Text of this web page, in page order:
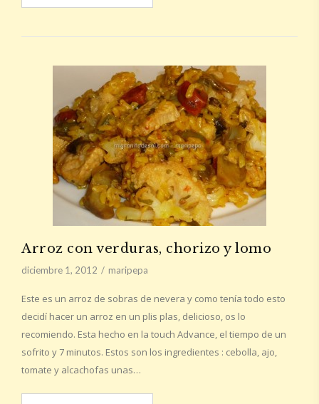
Arroz con verduras, chorizo y lomo
diciembre 1, 2012 maripepa
Este es un arroz de sobras de nevera y como tenía todo esto
decidí hacer un arroz en un plis plas, delicioso, os lo
recomiendo. Esta hecho en la touch Advance, el tiempo de un
sofrito y 7 minutos. Estos son los ingredientes : cebolla, ajo,
tomate y alcachofas unas…